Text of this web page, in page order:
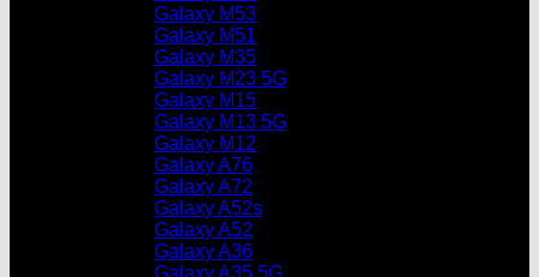
Galaxy M53
Galaxy M51
Galaxy M35
Galaxy M23 5G
Galaxy M15
Galaxy M13 5G
Galaxy M12
Galaxy A76
Galaxy A72
Galaxy A52s
Galaxy A52
Galaxy A36
Galaxy A35 5G